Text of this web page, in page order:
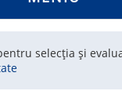
selecția și